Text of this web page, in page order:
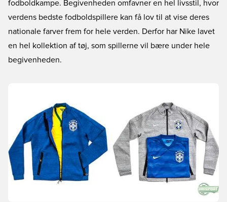
fodboldkampe. Begivenheden omfavner en hel livsstil, hvor
verdens bedste fodboldspillere kan få lov til at vise deres
nationale farver frem for hele verden. Derfor har Nike lavet
en hel kollektion af tøj, som spillerne vil bære under hele
begivenheden.